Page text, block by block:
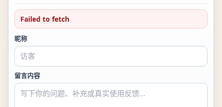
Failed to fetch
昵称
留言内容